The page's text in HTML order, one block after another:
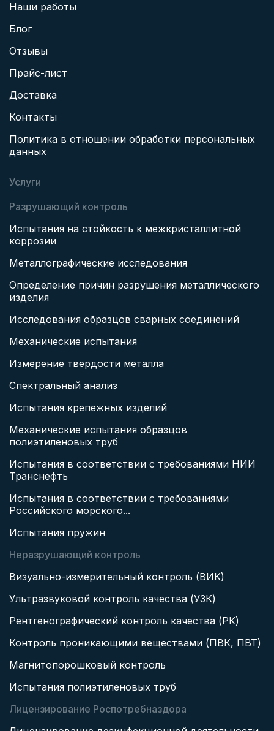
Наши работы
Блог
Отзывы
Прайс-лист
Доставка
Контакты
Политика в отношении обработки персональных
данных
Услуги
Разрушающий контроль
Испытания на стойкость к межкристаллитной
коррозии
Металлографические исследования
Определение причин разрушения металлического
изделия
Исследования образцов сварных соединений
Механические испытания
Измерение твердости металла
Спектральный анализ
Испытания крепежных изделий
Механические испытания образцов
полиэтиленовых труб
Испытания в соответствии с требованиями НИИ
Транснефть
Испытания в соответствии с требованиями
Российского морского...
Испытания пружин
Неразрушающий контроль
Визуально-измерительный контроль (ВИК)
Ультразвуковой контроль качества (УЗК)
Рентгенографический контроль качества (РК)
Контроль проникающими веществами (ПВК, ПВТ)
Магнитопорошковый контроль
Испытания полиэтиленовых труб
Лицензирование Роспотребназдора